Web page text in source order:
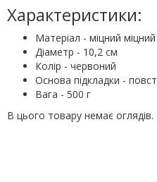
Характеристики:
Матеріал - міцний
Діаметр - 10,2 см
Колір - червоний
Основа підкладки -
Вага - 500 г
В цього товару немає оглядів.